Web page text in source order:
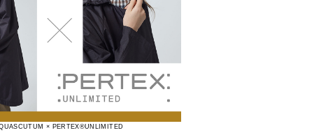
× PERTEX®UNLIMITED